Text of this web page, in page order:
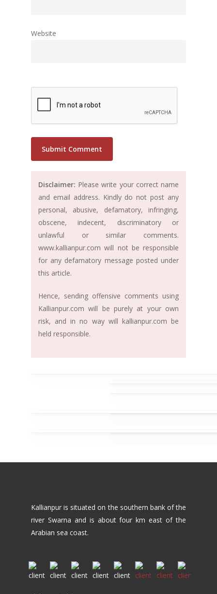
Website
Disclaimer: Please write your correct name
and email address. Kindly do not post any
personal, abusive, defamatory, infringing,
obscene, indecent, discriminatory or
unlawful or similar comments.
www.kallianpur.com will not be responsible
for any defamatory message posted under
this article.
Hence, sending offensive comments using
Kallianpur.com will be purely at your own
risk, and in no way will kallianpur.com be
held responsible.
Kallianpur is situated on the southern bank of the
river Swarna and is about four km east of the
Arabian sea coast.